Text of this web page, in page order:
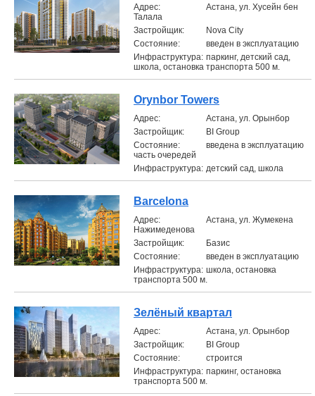
Aдрес:
Астана, ул. Хусейн бен
Талала
Застройщик:
Nova City
Состояние:
введен в эксплуатацию
Инфраструктура: паркинг, детский сад,
школа, остановка транспорта 500 м.
Orynbor Towers
Aдрес:
Астана, ул. Орынбор
Застройщик:
BI Group
Состояние:
введена в эксплуатацию
часть очередей
Инфраструктура: детский сад, школа
Barcelona
Aдрес:
Астана, ул. Жумекена
Нажимеденова
Застройщик:
Базис
Состояние:
введен в эксплуатацию
Инфраструктура: школа, остановка
транспорта 500 м.
Зелёный квартал
Aдрес:
Астана, ул. Орынбор
Застройщик:
BI Group
Состояние:
строится
Инфраструктура: паркинг, остановка
транспорта 500 м.